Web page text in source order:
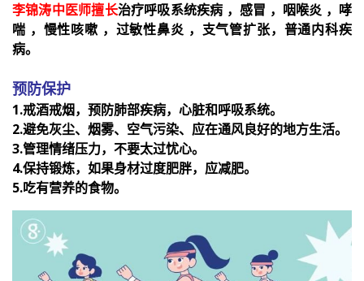
李锦涛中医师擅长治疗呼吸系统疾病 ，感冒 ，咽喉炎 ，哮
喘 ，慢性咳嗽 ，过敏性鼻炎 ，支气管扩张，普通内科疾
病。
预防保护
1.戒酒戒烟，预防肺部疾病，心脏和呼吸系统。
2.避免灰尘、烟雾、空气污染、应在通风良好的地方生活。
3.管理情绪压力，不要太过忧心。
4.保持锻炼，如果身材过度肥胖，应减肥。
5.吃有营养的食物。